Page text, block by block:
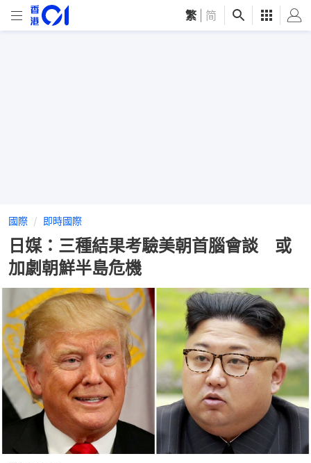
繁 简
國際 即時國際
日媒：三種結果考驗美朝首腦會談 或
加劇朝鮮半島危機